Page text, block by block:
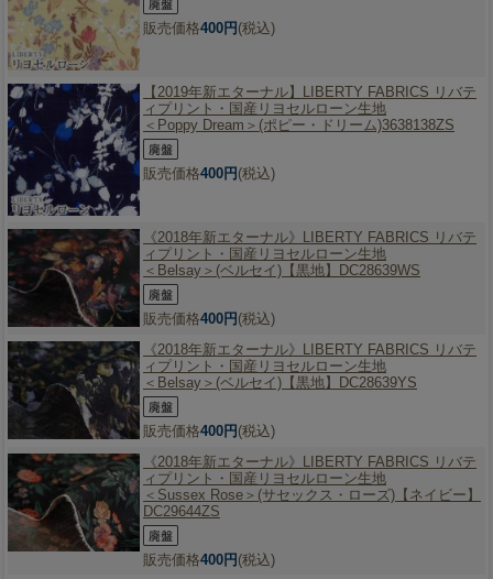
販売価格400円(税込)
【2019年新エターナル】 LIBERTY FABRICS リバテ
ィプリント・国産リヨセルローン生地
＜Poppy Dream＞(ポピー・ドリーム)3638138ZS
販売価格400円(税込)
《2018年新エターナル》 LIBERTY FABRICS リバテ
ィプリント・国産リヨセルローン生地
＜Belsay＞(ベルセイ)【黒地】DC28639WS
販売価格400円(税込)
《2018年新エターナル》 LIBERTY FABRICS リバテ
ィプリント・国産リヨセルローン生地
＜Belsay＞(ベルセイ)【黒地】DC28639YS
販売価格400円(税込)
《2018年新エターナル》 LIBERTY FABRICS リバテ
ィプリント・国産リヨセルローン生地
＜Sussex Rose＞(サセックス・ローズ)【ネイビー】
DC29644ZS
販売価格400円(税込)